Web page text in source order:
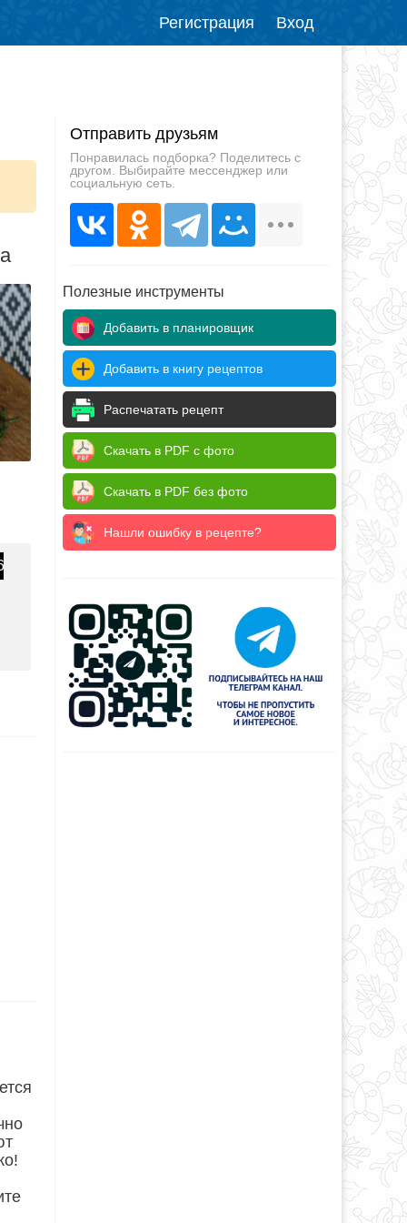
Регистрация Вход
Отправить друзьям
Понравилась подборка? Поделитесь с
другом. Выбирайте мессенджер или
социальную сеть.
Полезные инструменты
Добавить в планировщик
Добавить в книгу рецептов
Распечатать рецепт
Скачать в PDF с фото
Скачать в PDF без фото
Нашли ошибку в рецепте?